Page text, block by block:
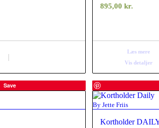
895,00kr.
Læs mere
Vis detaljer
Save
By Jette Friis
Kortholder